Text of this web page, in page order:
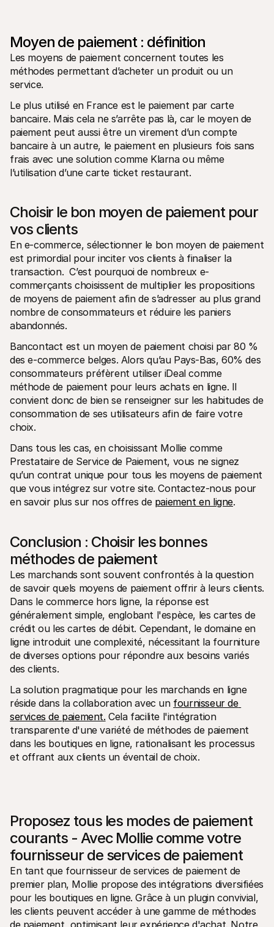
Notre histoire et nos valeurs
Actualités
Lire les dernières actualités de
Mollie
Nous rejoindre
Rejoignez notre équipe - nous
Contact
Pour les consommateurs
Découvrez pourquoi Mollie figure sur votre relevé bancaire
Pour les clients Mollie
Contactez notre équipe support
Pour obtenir un devis
Découvrez comment nous pouvons aider votre entreprise
Moyen de paiement : définition
Les moyens de paiement concernent toutes les
méthodes permettant d’acheter un produit ou un
service.
Le plus utilisé en France est le paiement par carte
bancaire. Mais cela ne s’arrête pas là, car le moyen de
paiement peut aussi être un virement d’un compte
bancaire à un autre, le paiement en plusieurs fois sans
frais avec une solution comme Klarna ou même
l’utilisation d’une carte ticket restaurant.
Choisir le bon moyen de paiement pour
vos clients
En e-commerce, sélectionner le bon moyen de paiement
est primordial pour inciter vos clients à finaliser la
transaction.  C’est pourquoi de nombreux e-
commerçants choisissent de multiplier les propositions
de moyens de paiement afin de s’adresser au plus grand
nombre de consommateurs et réduire les paniers
abandonnés.
Bancontact est un moyen de paiement choisi par 80 %
des e-commerce belges. Alors qu’au Pays-Bas, 60% des
consommateurs préfèrent utiliser iDeal comme
méthode de paiement pour leurs achats en ligne. Il
convient donc de bien se renseigner sur les habitudes de
consommation de ses utilisateurs afin de faire votre
choix.
Dans tous les cas, en choisissant Mollie comme
Prestataire de Service de Paiement, vous ne signez
qu’un contrat unique pour tous les moyens de paiement
que vous intégrez sur votre site. Contactez-nous pour
en savoir plus sur nos offres de paiement en ligne.
Conclusion : Choisir les bonnes
méthodes de paiement
Les marchands sont souvent confrontés à la question
de savoir quels moyens de paiement offrir à leurs clients.
Dans le commerce hors ligne, la réponse est
généralement simple, englobant l'espèce, les cartes de
crédit ou les cartes de débit. Cependant, le domaine en
ligne introduit une complexité, nécessitant la fourniture
de diverses options pour répondre aux besoins variés
des clients.
La solution pragmatique pour les marchands en ligne
réside dans la collaboration avec un fournisseur de
services de paiement. Cela facilite l'intégration
transparente d'une variété de méthodes de paiement
dans les boutiques en ligne, rationalisant les processus
et offrant aux clients un éventail de choix.
Proposez tous les modes de paiement
courants - Avec Mollie comme votre
fournisseur de services de paiement
En tant que fournisseur de services de paiement de
premier plan, Mollie propose des intégrations diversifiées
pour les boutiques en ligne. Grâce à un plugin convivial,
les clients peuvent accéder à une gamme de méthodes
de paiement, optimisant leur expérience d'achat. Notre